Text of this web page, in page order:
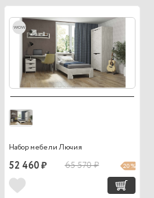
wow
Набор мебели Лючия
52 460 ₽ 65 570 ₽ 20 %